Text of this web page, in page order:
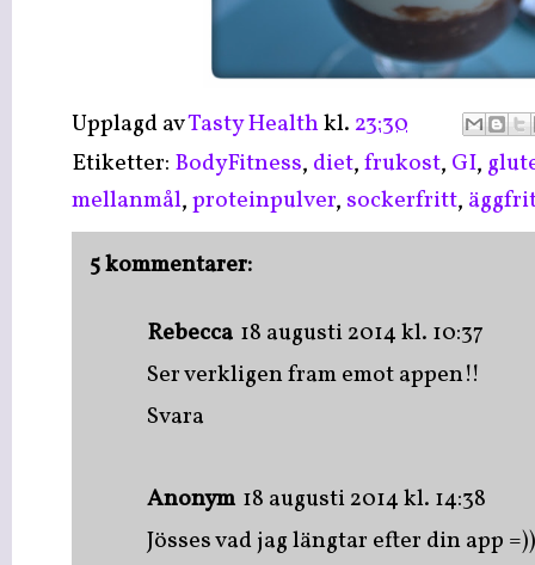
Upplagd avTasty Healthkl. 23:30
Etiketter: BodyFitness, diet,frukost, GI,
mellanmål,proteinpulver, sockerfritt,
5 kommentarer:
Rebecca 18 augusti 2014 kl. 10:37
Ser verkligen fram emot appen!!
Svara
Anonym 18 augusti 2014 kl. 14:38
Jösses vad jag längtar efter din app